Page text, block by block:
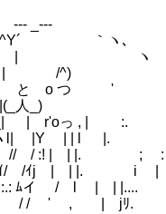
ヽ､
＿／
, ∠彡'"
o つ ' / /
人_) / /
| r'o
l| |Y | | l |.
ﾐl| // / :! | | |.
/ /ｲj | | |. i | | i
/ l | | |.... | |:
/ ' , | jﾘ.